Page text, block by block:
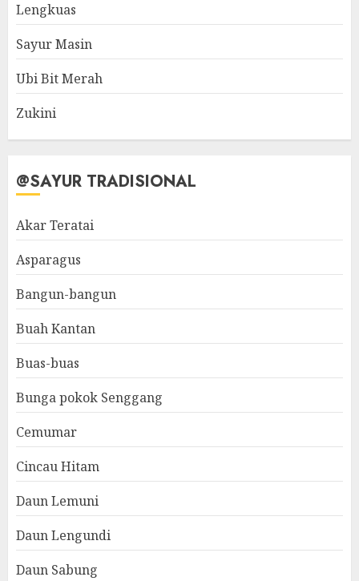
Lengkuas
Sayur Masin
Ubi Bit Merah
Zukini
@SAYUR TRADISIONAL
Akar Teratai
Asparagus
Bangun-bangun
Buah Kantan
Buas-buas
Bunga pokok Senggang
Cemumar
Cincau Hitam
Daun Lemuni
Daun Lengundi
Daun Sabung